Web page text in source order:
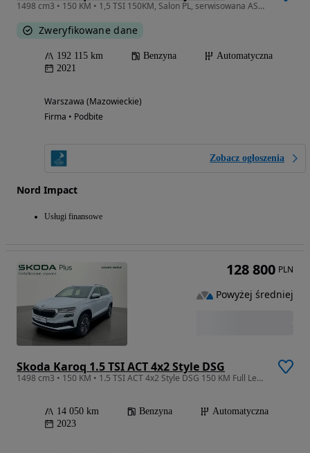
1498 cm3 • 150 KM • 1,5 TSI 150KM, Salon PL, serwisowana ASO, Faktura VAT
Zweryfikowane dane
192 115 km Benzyna
Automatyczna
2021
Warszawa (Mazowieckie)
Firma • Podbite
Zobacz ogłoszenia
Nord Impact
Usługi finansowe
Skoda Karoq 1.5 TSI ACT 4x2 Style DSG
1498 cm3 • 150 KM • 1.5 TSI ACT 4x2 Style DSG 150 KM Full Led FV 23% kamera
14 050 km Benzyna
Automatyczna
2023
128 800 PLN
Powyżej średniej